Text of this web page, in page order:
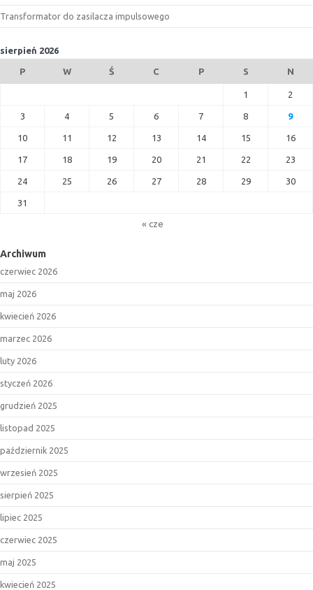
Transformator do zasilacza impulsowego
sierpień 2026
P W Ś C P S N
1 2
3 4 5 6 7 8 9
10 11 12 13 14 15 16
17 18 19 20 21 22 23
24 25 26 27 28 29 30
31
« cze
Archiwum
czerwiec 2026
maj 2026
kwiecień 2026
marzec 2026
luty 2026
styczeń 2026
grudzień 2025
listopad 2025
październik 2025
wrzesień 2025
sierpień 2025
lipiec 2025
czerwiec 2025
maj 2025
kwiecień 2025